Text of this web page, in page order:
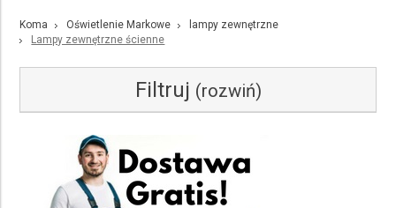
Koma Oświetlenie Markowe
lampy zewnętrzne
Lampy zewnętrzne ścienne
Filtruj (rozwiń)
Kategoria
Lampy zewnętrzne ścienne